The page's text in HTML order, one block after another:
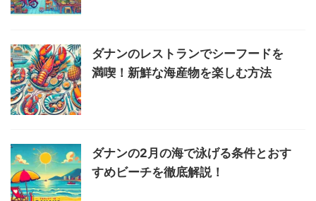
ダナンのレストランでシーフードを
満喫！新鮮な海産物を楽しむ方法
ダナンの2月の海で泳げる条件とおす
すめビーチを徹底解説！